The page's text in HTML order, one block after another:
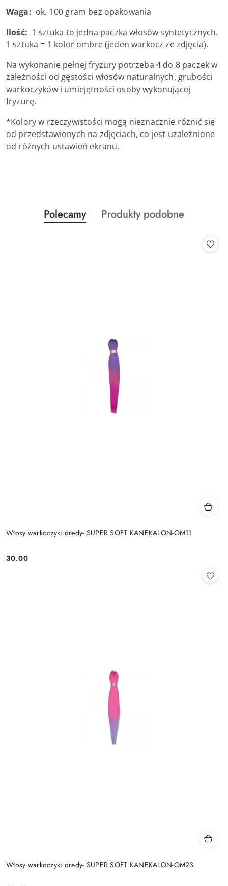
Waga: ok. 100 gram bez opakowania
Ilość: 1 sztuka to jedna paczka włosów syntetycznych.
1 sztuka = 1 kolor ombre (jeden warkocz ze zdjęcia).
Na wykonanie pełnej fryzury potrzeba 4 do 8 paczek w
zależności od gęstości włosów naturalnych, grubości
warkoczyków i umiejętności osoby wykonującej
fryzurę.
*Kolory w rzeczywistości mogą nieznacznie różnić się
od przedstawionych na zdjęciach, co jest uzależnione
od różnych ustawień ekranu.
Pomiń karuzelę produktów
Produkty
o
Polecamy
Produkty
Produkty podobne
Włosy warkoczyki dredy- SUPER SOFT KANEKALON-OM11
Cena:
30.00
Włosy warkoczyki dredy- SUPER SOFT KANEKALON-OM23